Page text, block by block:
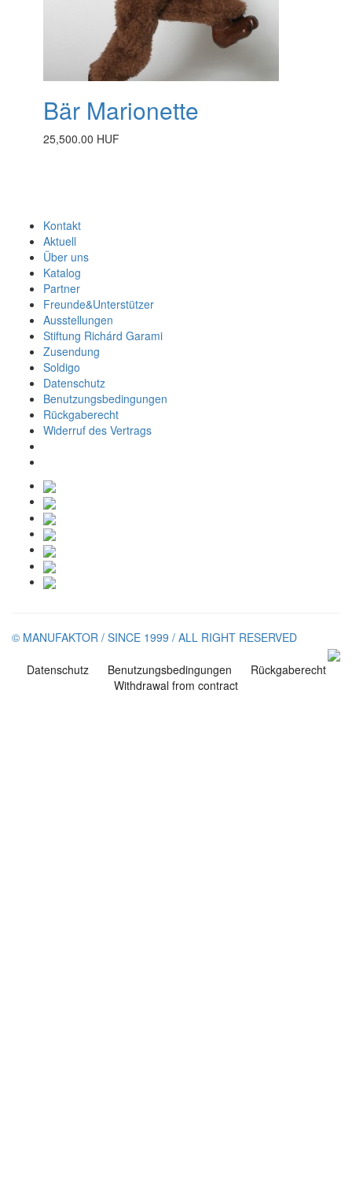
Bär Marionette
25,500.00 HUF
Kontakt
Aktuell
Über uns
Katalog
Partner
Freunde&Unterstützer
Ausstellungen
Stiftung Richárd Garami
Zusendung
Soldigo
Datenschutz
Benutzungsbedingungen
Rückgaberecht
Widerruf des Vertrags
© MANUFAKTOR / SINCE 1999 / ALL RIGHT RESERVED
Datenschutz Benutzungsbedingungen
Rückgaberecht
Withdrawal from contract